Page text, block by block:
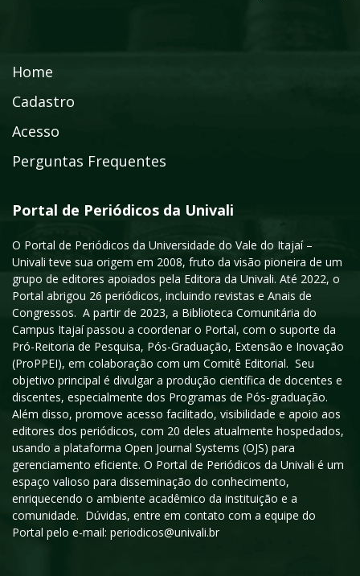
Home
Cadastro
Acesso
Perguntas Frequentes
Portal de Periódicos da Univali
O Portal de Periódicos da Universidade do Vale do Itajaí –
Univali teve sua origem em 2008, fruto da visão pioneira de um
grupo de editores apoiados pela Editora da Univali. Até 2022, o
Portal abrigou 26 periódicos, incluindo revistas e Anais de
Congressos. A partir de 2023, a Biblioteca Comunitária do
Campus Itajaí passou a coordenar o Portal, com o suporte da
Pró-Reitoria de Pesquisa, Pós-Graduação, Extensão e Inovação
(ProPPEI), em colaboração com um Comitê Editorial. Seu
objetivo principal é divulgar a produção científica de docentes e
discentes, especialmente dos Programas de Pós-graduação.
Além disso, promove acesso facilitado, visibilidade e apoio aos
editores dos periódicos, com 20 deles atualmente hospedados,
usando a plataforma Open Journal Systems (OJS) para
gerenciamento eficiente. O Portal de Periódicos da Univali é um
espaço valioso para disseminação do conhecimento,
enriquecendo o ambiente acadêmico da instituição e a
comunidade. Dúvidas, entre em contato com a equipe do
Portal pelo e-mail: periodicos@univali.br